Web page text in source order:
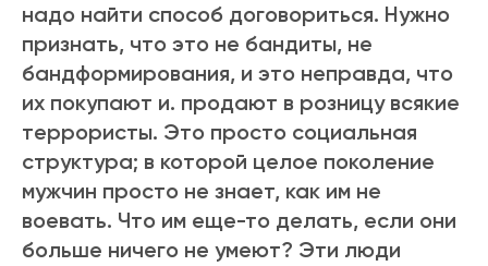
надо найти способ договориться. Нужно
признать, что это не бандиты, не
бандформирования, и это неправда, что
их покупают и. продают в розницу всякие
террористы. Это просто социальная
структура; в которой целое поколение
мужчин просто не знает, как им не
воевать. Что им еще-то делать, если они
больше ничего не умеют? Эти люди